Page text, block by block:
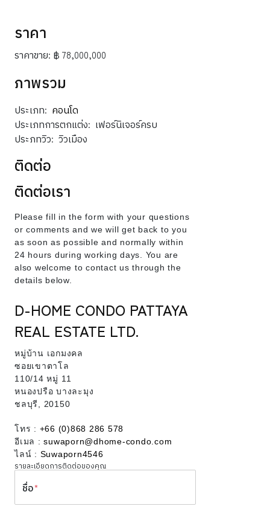
ราคา
ราคาขาย: ฿ 78,000,000
ภาพรวม
ประเภท: คอนโด
ประเภทการตกแต่ง: เฟอร์นิเจอร์ครบ
ประภทวิว: วิวเมือง
ติดต่อ
ติดต่อเรา
Please fill in the form with your questions
or comments and we will get back to you
as soon as possible and normally within
24 hours during working days. You are
also welcome to contact us through the
details below.
D-HOME CONDO PATTAYA
REAL ESTATE LTD.
หมู่บ้าน เอกมงคล
ซอยเขาตาโล
110/14 หมู่ 11
หนองปรือ บางละมุง
ชลบุรี, 20150
โทร : +66 (0)868 286 578
อีเมล :suwaporn@dhome-condo.com
ไลน์ : Suwaporn4546
รายละเอียดการติดต่อของคุณ
ชื่อ*